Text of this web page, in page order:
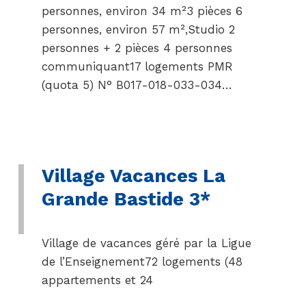
personnes, environ 34 m²3 pièces 6
personnes, environ 57 m²,Studio 2
personnes + 2 pièces 4 personnes
communiquant17 logements PMR
(quota 5) N° B017-018-033-034…
Village Vacances La
Grande Bastide 3*
Village de vacances géré par la Ligue
de l’Enseignement72 logements (48
appartements et 24